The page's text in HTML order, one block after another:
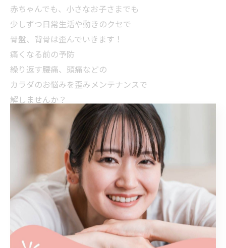
赤ちゃんでも、小さなお子さまでも
少しずつ日常生活や動きのクセで
骨盤、背骨は歪んでいきます！
痛くなる前の予防
繰り返す腰痛、頭痛などの
カラダのお悩みを歪みメンテナンスで
解しませんか？
--------------------------------------------------------------------
三重県四日市市北山町2120
電話番号 : 090-2184-5055
四日市市でカイロプラクティック